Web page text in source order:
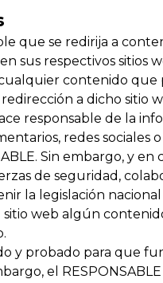
que se redirija a
sus respectivos sitios
contenido
redirección a dicho
responsable de la
redes
Sin embargo, y
de seguridad,
la legislación
web algún
y probado para que
el